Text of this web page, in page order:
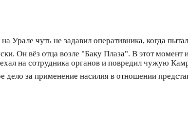
Урале чуть не задавил оперативника, когда
Он вёз отца возле "Баку Плаза". В этот
на сотрудника органов и повредил чужую
дело за применение насилия в отношении